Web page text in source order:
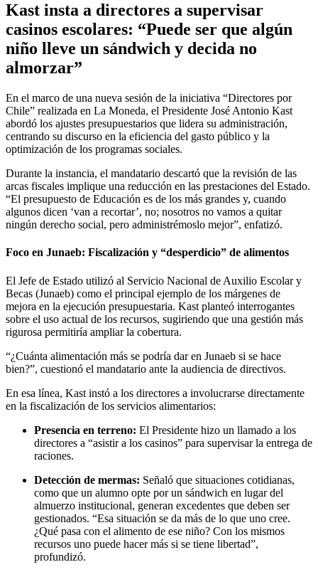
Kast insta a directores a supervisar
casinos escolares: “Puede ser que algún
niño lleve un sándwich y decida no
almorzar”
En el marco de una nueva sesión de la iniciativa “Directores por
Chile” realizada en La Moneda, el Presidente José Antonio Kast
abordó los ajustes presupuestarios que lidera su administración,
centrando su discurso en la eficiencia del gasto público y la
optimización de los programas sociales.
Durante la instancia, el mandatario descartó que la revisión de las
arcas fiscales implique una reducción en las prestaciones del Estado.
“El presupuesto de Educación es de los más grandes y, cuando
algunos dicen ‘van a recortar’, no; nosotros no vamos a quitar
ningún derecho social, pero administrémoslo mejor”, enfatizó.
Foco en Junaeb: Fiscalización y “desperdicio” de alimentos
El Jefe de Estado utilizó al Servicio Nacional de Auxilio Escolar y
Becas (Junaeb) como el principal ejemplo de los márgenes de
mejora en la ejecución presupuestaria. Kast planteó interrogantes
sobre el uso actual de los recursos, sugiriendo que una gestión más
rigurosa permitiría ampliar la cobertura.
“¿Cuánta alimentación más se podría dar en Junaeb si se hace
bien?”, cuestionó el mandatario ante la audiencia de directivos.
En esa línea, Kast instó a los directores a involucrarse directamente
en la fiscalización de los servicios alimentarios:
Presencia en terreno: El Presidente hizo un llamado a los
directores a “asistir a los casinos” para supervisar la entrega de
raciones.
Detección de mermas: Señaló que situaciones cotidianas,
como que un alumno opte por un sándwich en lugar del
almuerzo institucional, generan excedentes que deben ser
gestionados. “Esa situación se da más de lo que uno cree.
¿Qué pasa con el alimento de ese niño? Con los mismos
recursos uno puede hacer más si se tiene libertad”,
profundizó.